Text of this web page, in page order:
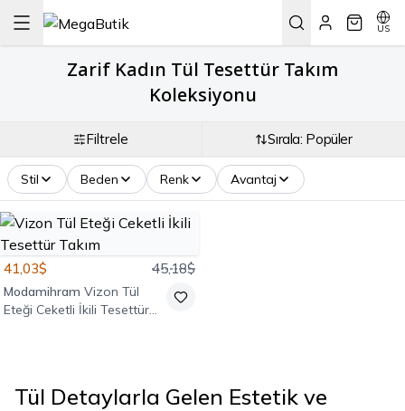
US
Zarif Kadın Tül Tesettür Takım
Koleksiyonu
Filtrele Sırala: Popüler
Stil Beden Renk Avantaj
41,03$ 45,18$
Modamihram Vizon Tül
Eteği Ceketli İkili Tesettür
Tül Detaylarla Gelen Estetik ve